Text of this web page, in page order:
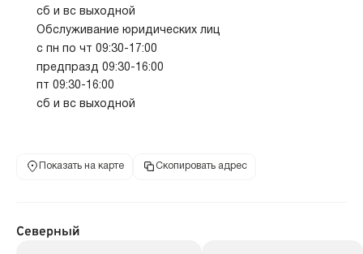
сб и вс выходной
Обслуживание юридических лиц
с пн по чт 09:30-17:00
предпразд 09:30-16:00
пт 09:30-16:00
сб и вс выходной
Показать на карте Скопировать адрес
Северный